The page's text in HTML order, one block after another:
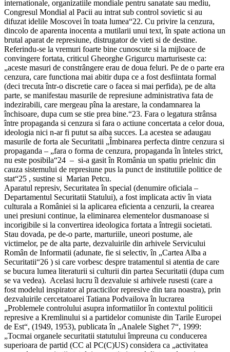
internationale, organizatiile mondiale pentru sanatate sau mediu,
Congresul Mondial al Pacii au intrat sub control sovietic si au
difuzat idelile Moscovei în toata lumea“22. Cu privire la cenzura,
dincolo de aparenta inocenta a mutilarii unui text, în spate actiona un
brutal aparat de represiune, distrugator de vieti si de destine.
Referindu-se la vremuri foarte bine cunoscute si la mijloace de
convingere fortata, criticul Gheorghe Grigurcu marturiseste ca:
„aceste masuri de constrângere erau de doua feluri. Pe de o parte era
cenzura, care functiona mai abitir dupa ce a fost desfiintata formal
(deci trecuta într-o discretie care o facea si mai perfida), pe de alta
parte, se manifestau masurile de represiune administrativa fata de
indezirabili, care mergeau pîna la arestare, la condamnarea la
închisoare, dupa cum se stie prea bine.“23. Fara o legatura strânsa
între propaganda si cenzura si fara o actiune concertata a celor doua,
ideologia nici n-ar fi putut sa aiba succes. La acestea se adaugau
masurile de forta ale Securitatii „Îmbinarea perfecta dintre cenzura si
propaganda – „fara o forma de cenzura, propaganda în înteles strict,
nu este posibila“24 – si-a gasit în România un spatiu prielnic din
cauza sistemului de represiune pus la punct de institutiile politice de
stat“25 , sustine si Marian Petcu.
Aparatul represiv, Securitatea în special (denumire oficiala –
Departamentul Securitatii Statului), a fost implicata activ în viata
culturala a României si la aplicarea eficienta a cenzurii, la crearea
unei presiuni continue, la eliminarea elementelor dusmanoase si
incorigibile si la convertirea ideologica fortata a întregii societati.
Stau dovada, pe de-o parte, marturiile, uneori postume, ale
victimelor, pe de alta parte, dezvaluirile din arhivele Servicului
Român de Informatii (adunate, fie si selectiv, în „Cartea Alba a
Securitatii“26 ) si care vorbesc despre tratamentul si atentia de care
se bucura lumea literaturii si culturii din partea Securitatii (dupa cum
se va vedea). Acelasi lucru îl dezvaluie si arhivele rusesti (care a
fost modelul inspirator al practicilor represive din tara noastra), prin
dezvaluirile cercetatoarei Tatiana Podvailova în lucrarea
„Problemele controlului asupra informatiilor în contextul politicii
represive a Kremlinului si a partidelor comuniste din Tarile Europei
de Est“, (1949, 1953), publicata în „Analele Sighet 7“, 1999:
„Tocmai organele securitatii statutului împreuna cu conducerea
superioara de partid (CC al PC(C)US) considera ca „activitatea